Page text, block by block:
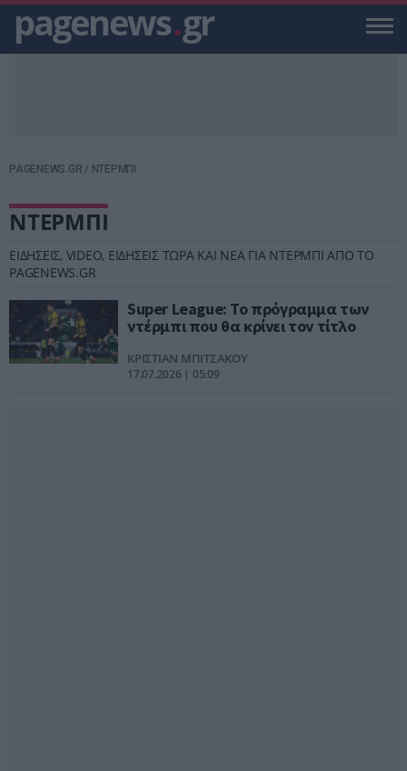
pagenews.gr
PAGENEWS.GR / ΝΤΕΡΜΠΙ
ΝΤΕΡΜΠΙ
ΕΙΔΗΣΕΙΣ, VIDEO, ΕΙΔΗΣΕΙΣ ΤΩΡΑ ΚΑΙ ΝΕΑ ΓΙΑ ΝΤΕΡΜΠΙ ΑΠΟ ΤΟ
PAGENEWS.GR
Super League: Το πρόγραμμα των
ντέρμπι που θα κρίνει τον τίτλο
ΚΡΙΣΤΙΑΝ ΜΠΙΤΣΑΚΟΥ
17.07.2026 | 05:09